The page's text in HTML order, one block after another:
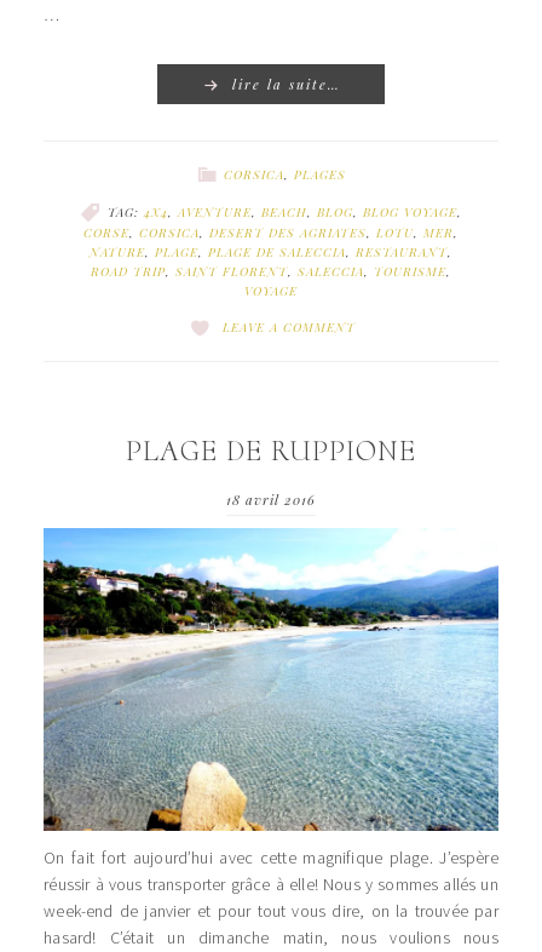
…
lire la suite…
CORSICA, PLAGES
TAG:4X4,AVENTURE, BEACH, BLOG, BLOG VOYAGE,
CORSE, CORSICA, DESERT DES AGRIATES, LOTU, MER,
NATURE, PLAGE, PLAGE DE SALECCIA, RESTAURANT,
ROAD TRIP, SAINT FLORENT, SALECCIA, TOURISME,
VOYAGE
LEAVE A COMMENT
PLAGE DE RUPPIONE
18 avril 2016
On fait fort aujourd’hui avec cette magnifique plage. J’espère
réussir à vous transporter grâce à elle! Nous y sommes allés un
week-end de janvier et pour tout vous dire, on la trouvée par
hasard! C’était un dimanche matin, nous voulions nous